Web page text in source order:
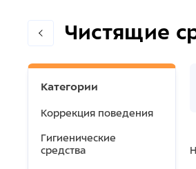
Чистящие
Категории
Коррекция поведения
Гигиенические
средства